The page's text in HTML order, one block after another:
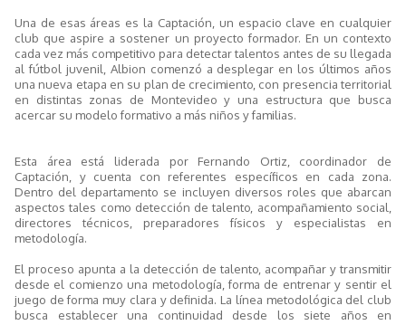
Una de esas áreas es la Captación, un espacio clave en cualquier
club que aspire a sostener un proyecto formador. En un contexto
cada vez más competitivo para detectar talentos antes de su llegada
al fútbol juvenil, Albion comenzó a desplegar en los últimos años
una nueva etapa en su plan de crecimiento, con presencia territorial
en distintas zonas de Montevideo y una estructura que busca
acercar su modelo formativo a más niños y familias.
Esta área está liderada por Fernando Ortiz, coordinador de
Captación, y cuenta con referentes específicos en cada zona.
Dentro del departamento se incluyen diversos roles que abarcan
aspectos tales como detección de talento, acompañamiento social,
directores técnicos, preparadores físicos y especialistas en
metodología.
El proceso apunta a la detección de talento, acompañar y transmitir
desde el comienzo una metodología, forma de entrenar y sentir el
juego de forma muy clara y definida. La línea metodológica del club
busca establecer una continuidad desde los siete años en